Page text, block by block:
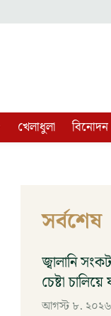
খেলাধুলা বিনোদন
সর্বশেষ
জ্বালানি
চেষ্টা চালিয়ে
আগস্ট ৮, ২০২৬